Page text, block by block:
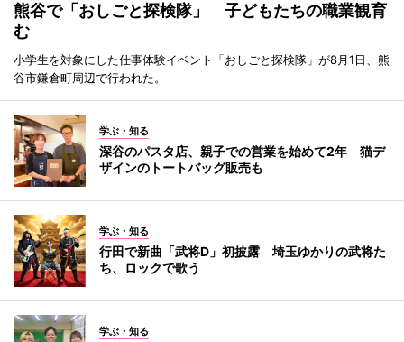
熊谷で「おしごと探検隊」 子どもたちの職業観育
む
小学生を対象にした仕事体験イベント「おしごと探検隊」が8月1日、熊
谷市鎌倉町周辺で行われた。
学ぶ・知る
深谷のパスタ店、親子での営業を始めて2年 猫デ
ザインのトートバッグ販売も
学ぶ・知る
行田で新曲「武将D」初披露 埼玉ゆかりの武将た
ち、ロックで歌う
学ぶ・知る